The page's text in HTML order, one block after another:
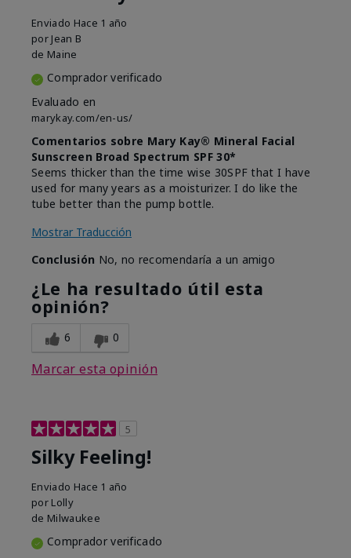
Enviado Hace 1 año
por Jean B
de Maine
Comprador verificado
Evaluado en
marykay.com/en-us/
Comentarios sobre Mary Kay® Mineral Facial
Sunscreen Broad Spectrum SPF 30*
Seems thicker than the time wise 30SPF that I have
used for many years as a moisturizer. I do like the
tube better than the pump bottle.
Mostrar Traducción
Conclusión No, no recomendaría a un amigo
¿Le ha resultado útil esta
opinión?
6 0
Marcar esta opinión
5
Silky Feeling!
Enviado Hace 1 año
por Lolly
de Milwaukee
Comprador verificado